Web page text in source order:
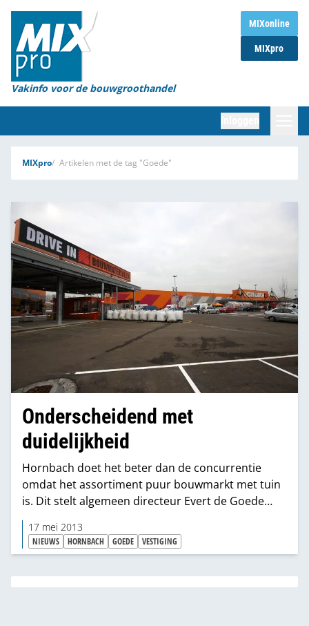
MIXonline
MIXpro
Vakinfo voor de bouwgroothandel
Home
Magazines
Organisaties
Marktcijfers
Partners
MIXpro Artikelen met de tag "Goede"
Onderscheidend met
duidelijkheid
Hornbach doet het beter dan de concurrentie
omdat het assortiment puur bouwmarkt met tuin
is. Dit stelt algemeen directeur Evert de Goede
tegen RetailNews.
17 mei 2013
NIEUWS HORNBACH GOEDE VESTIGING